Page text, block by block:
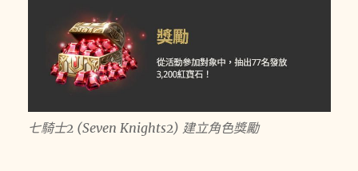
七騎士2 (Seven Knights2) 建立角色獎勵